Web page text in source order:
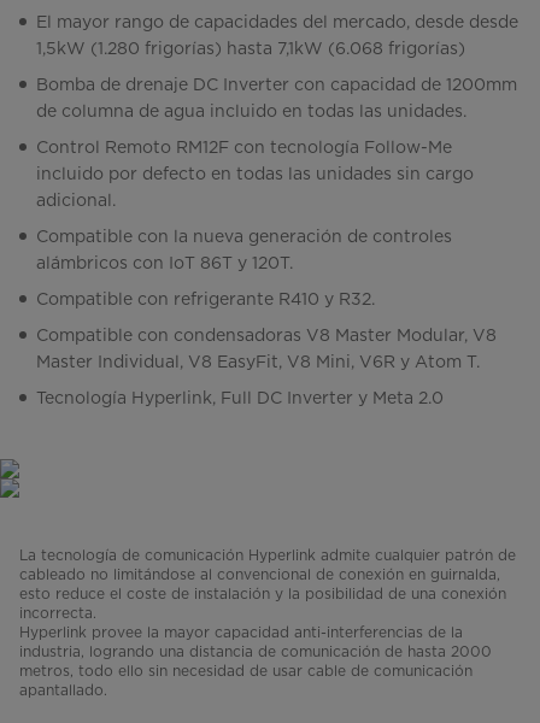
El mayor rango de capacidades del mercado, desde desde
1,5kW (1.280 frigorías) hasta 7,1kW (6.068 frigorías)
Bomba de drenaje DC Inverter con capacidad de 1200mm
de columna de agua incluido en todas las unidades.
Control Remoto RM12F con tecnología Follow-Me
incluido por defecto en todas las unidades sin cargo
adicional.
Compatible con la nueva generación de controles
alámbricos con IoT 86T y 120T.
Compatible con refrigerante R410 y R32.
Compatible con condensadoras V8 Master Modular, V8
Master Individual, V8 EasyFit, V8 Mini, V6R y Atom T.
Tecnología Hyperlink, Full DC Inverter y Meta 2.0
La tecnología de comunicación Hyperlink admite cualquier patrón de
cableado no limitándose al convencional de conexión en guirnalda,
esto reduce el coste de instalación y la posibilidad de una conexión
incorrecta.
Hyperlink provee la mayor capacidad anti-interferencias de la
industria, logrando una distancia de comunicación de hasta 2000
metros, todo ello sin necesidad de usar cable de comunicación
apantallado.